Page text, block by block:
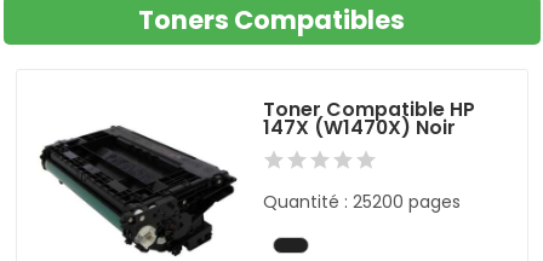
Toners Compatibles
Toner Compatible HP
147X (W1470X) Noir
Quantité : 25200 pages